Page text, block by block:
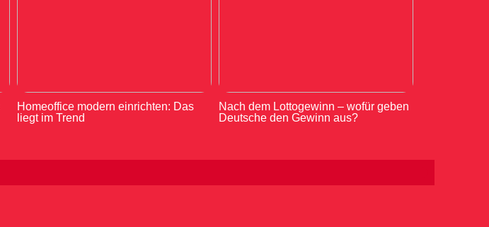
Homeoffice modern einrichten: Das
liegt im Trend
Nach dem Lottogewinn – wofür geben
Deutsche den Gewinn aus?